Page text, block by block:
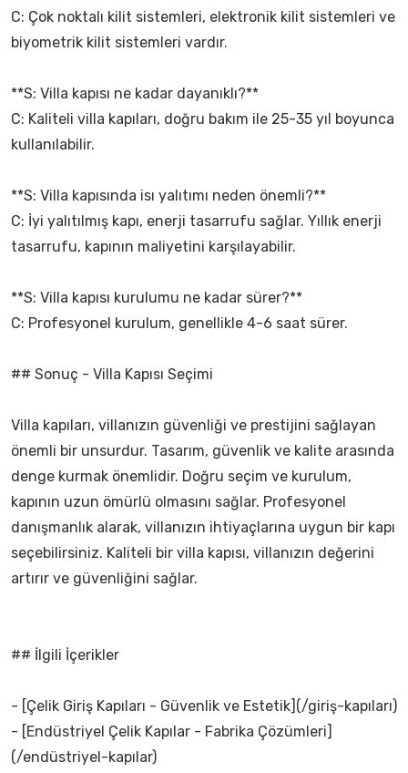
C: Çok noktalı kilit sistemleri, elektronik kilit sistemleri ve
biyometrik kilit sistemleri vardır.
**S: Villa kapısı ne kadar dayanıklı?**
C: Kaliteli villa kapıları, doğru bakım ile 25-35 yıl boyunca
kullanılabilir.
**S: Villa kapısında isı yalıtımı neden önemli?**
C: İyi yalıtılmış kapı, enerji tasarrufu sağlar. Yıllık enerji
tasarrufu, kapının maliyetini karşılayabilir.
**S: Villa kapısı kurulumu ne kadar sürer?**
C: Profesyonel kurulum, genellikle 4-6 saat sürer.
## Sonuç - Villa Kapısı Seçimi
Villa kapıları, villanızın güvenliği ve prestijini sağlayan
önemli bir unsurdur. Tasarım, güvenlik ve kalite arasında
denge kurmak önemlidir. Doğru seçim ve kurulum,
kapının uzun ömürlü olmasını sağlar. Profesyonel
danışmanlık alarak, villanızın ihtiyaçlarına uygun bir kapı
seçebilirsiniz. Kaliteli bir villa kapısı, villanızın değerini
artırır ve güvenliğini sağlar.
## İlgili İçerikler
- [Çelik Giriş Kapıları - Güvenlik ve Estetik](/giriş-kapıları)
- [Endüstriyel Çelik Kapılar - Fabrika Çözümleri]
(/endüstriyel-kapılar)